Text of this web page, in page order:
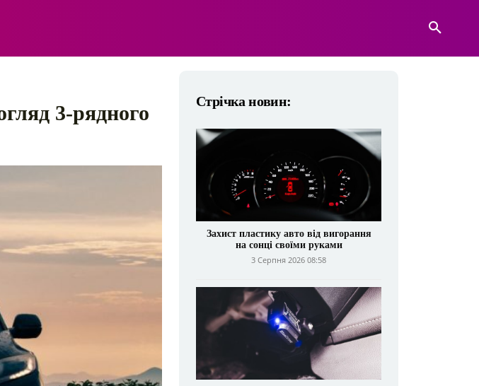
3-рядного
Стрічка новин:
Захист пластику авто від вигорання
на сонці своїми руками
3 Серпня 2026 08:58